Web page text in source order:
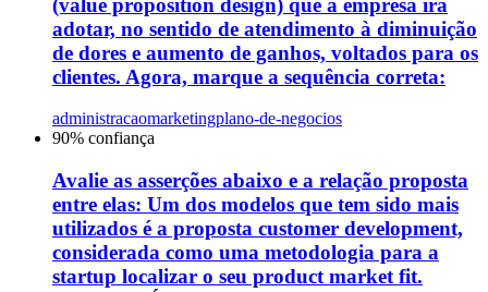
adotar, no sentido de atendimento à diminuição
de dores e aumento de ganhos, voltados para os
clientes. Agora, marque a sequência correta:
administracaomarketingplano-de-negocios
90% confiança
Avalie as asserções abaixo e a relação proposta
entre elas: Um dos modelos que tem sido mais
utilizados é a proposta customer development,
considerada como uma metodologia para a
startup localizar o seu product market fit.